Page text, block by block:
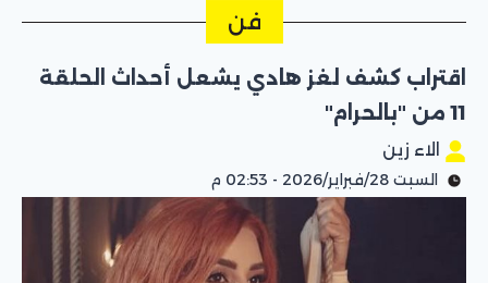
فن
اقتراب كشف لغز هادي يشعل أحداث الحلقة
11 من "بالحرام"
الاء زين
السبت 28/فبراير/2026 - 02:53 م